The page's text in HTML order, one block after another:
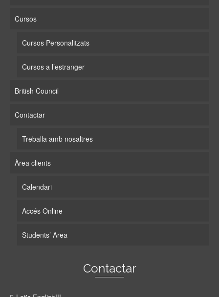
Cursos
Cursos Personalitzats
Cursos a l’estranger
British Council
Contactar
Treballa amb nosaltres
Àrea clients
Calendari
Accés Online
Students’ Area
Contactar